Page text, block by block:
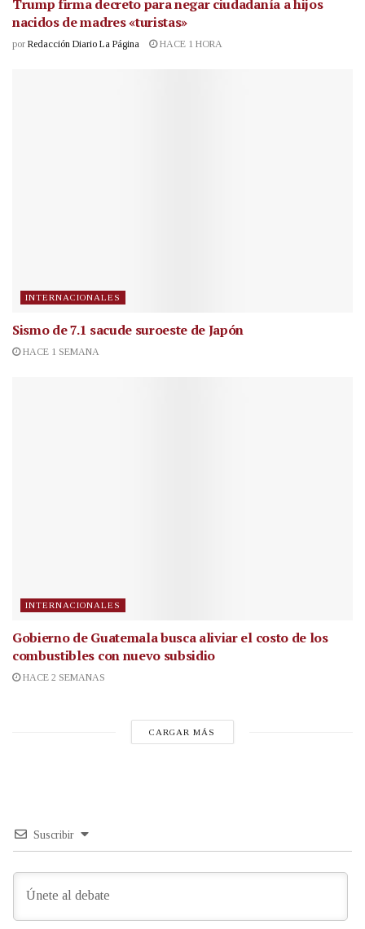
Trump firma decreto para negar ciudadanía a hijos
nacidos de madres «turistas»
por Redacción Diario La Página HACE 1 HORA
INTERNACIONALES
Sismo de 7.1 sacude suroeste de Japón
HACE 1 SEMANA
INTERNACIONALES
Gobierno de Guatemala busca aliviar el costo de los
combustibles con nuevo subsidio
HACE 2 SEMANAS
CARGAR MÁS
Suscribir